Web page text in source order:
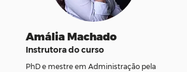
Amália Machado
Instrutora do curso
PhD e mestre em Administração pela